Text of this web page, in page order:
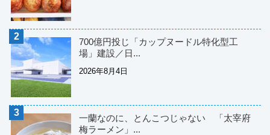
700億円投じ「カップヌードル特化型工
場」建設／日...
2026年8月4日
一蘭なのに、とんこつじゃない 「太宰府
梅ラーメン」...